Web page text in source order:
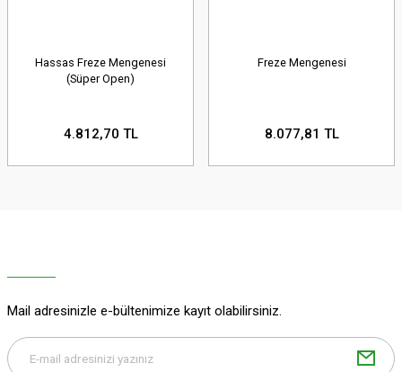
Hassas Freze Mengenesi
(Süper Open)
4.812,70 TL
Freze Mengenesi
8.077,81 TL
Mail adresinizle e-bültenimize kayıt olabilirsiniz.